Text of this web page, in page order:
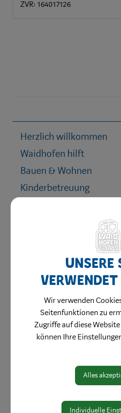
ZVR: 164017126
Herzlich willkommen
Waidhofen hilft
Bauen & Wohnen
Kinderbetreuung
Heiraten in Waidhofen
Gesundheit & Soziales
Ärzte & Dienstleister
Medizinische
Notfall
Pflege
Gesunde Gemeinde
Friedhofsplan
Unsere
verwendet
Wir verwenden
Seitenfunktionen zu
Zugriffe auf diese
können Ihre
Alles
Individuelle